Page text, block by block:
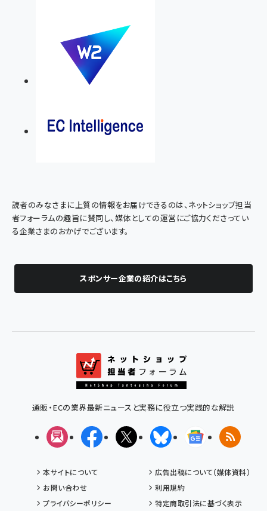
読者のみなさまに上質の情報をお届けできるのは、ネットショップ担当
者フォーラムの趣旨に賛同し、媒体としての運営にご協力くださってい
る企業さまのおかげでございます。
スポンサー企業の紹介はこちら
通販・ECの業界最新ニュースと実務に役立つ実践的な解説
メルマガFacebookX(エックス)BlueskyGoogleニュ
RSS
本サイトについて
広告出稿について（媒体資料）
お問い合わせ
利用規約
プライバシーポリシー
特定商取引法に基づく表示